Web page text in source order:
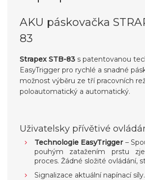
AKU páskovačka
83
Strapex STB-83 s patentovanou
EasyTrigger pro rychlé a snadné
možnost výběru ze tří pracovních
poloautomatický a automatický.
Uživatelsky přívětivé
Technologie EasyTrigger–
pouhým zatažením prstu
proces. Žádné složité ovládání,
Signalizace aktuální napínací síly.